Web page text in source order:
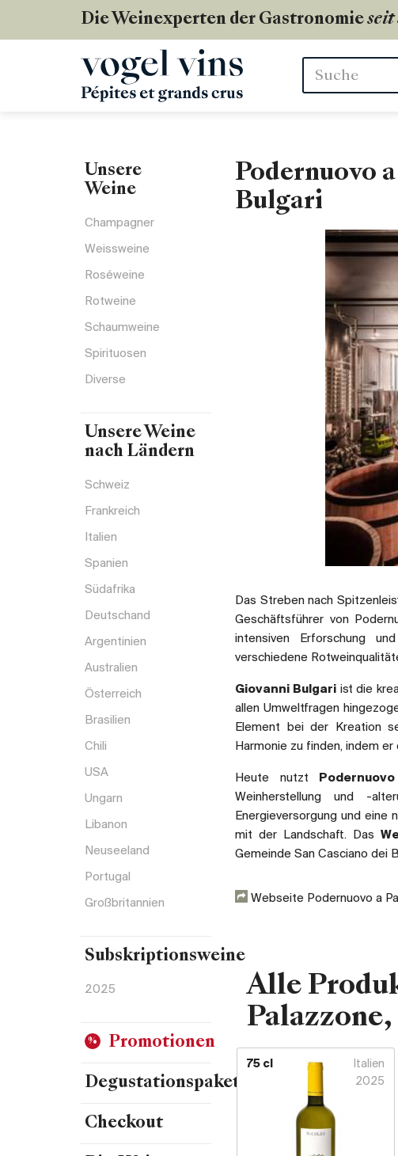
Die Weinexperten der Gastronomie seit
Stichwörter
Unsere
Weine
Champagner
Weissweine
Roséweine
Rotweine
Schaumweine
Spirituosen
Diverse
Unsere Weine
nach Ländern
Schweiz
Frankreich
Italien
Spanien
Südafrika
Deutschand
Argentinien
Australien
Österreich
Brasilien
Chili
USA
Ungarn
Libanon
Neuseeland
Portugal
Großbritannien
Subskriptionsweine
2025
Promotionen
Degustationspakete
Checkout
Podernuovo
Bulgari
Das Streben nach
Geschäftsführer von
intensiven Erforschung
verschiedene
Giovanni Bulgariist die
allen Umweltfragen
Element bei der Kreation
Harmonie zu finden, indem
Heute nutzt Podernuovo
Weinherstellung und -
Energieversorgung und eine
mit der Landschaft. Das
Gemeinde San Casciano dei
Webseite Podernuovo a
Alle
75 cl
Italien
2025